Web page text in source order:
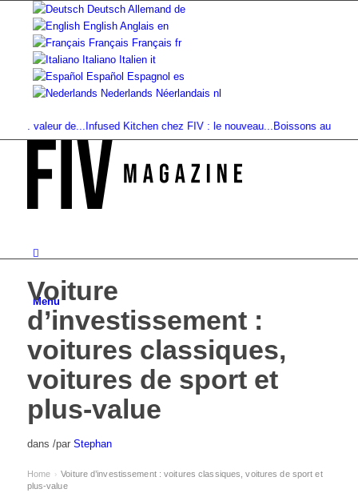
Deutsch Allemand de
English Anglais en
Français Français fr
Italiano Italien it
Español Espagnol es
Nederlands Néerlandais nl
valeur de...Infused Kitchen chez FIV : le nouveau...Boissons au cannabis :
Menu
Voiture
d’investissement :
voitures classiques,
voitures de sport et
plus-value
dans /par Stephan
Home › Voiture d’investissement : voitures classiques, voitures de sport et
plus-value